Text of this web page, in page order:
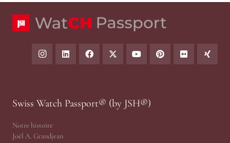
Swiss Watch Passport® (by JSH®)
Notre histoire
Joël A. Grandjean